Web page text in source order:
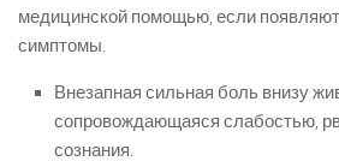
медицинской помощью, если
симптомы.
Внезапная сильная боль внизу
сопровождающаяся слабостью,
сознания.